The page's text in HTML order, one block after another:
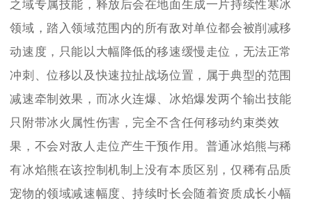
之域专属技能，释放后会在地面生成一片持续性寒冰
领域，踏入领域范围内的所有敌对单位都会被削减移
动速度，只能以大幅降低的移速缓慢走位，无法正常
冲刺、位移以及快速拉扯战场位置，属于典型的范围
减速牵制效果，而冰火连爆、冰焰爆发两个输出技能
只附带冰火属性伤害，完全不含任何移动约束类效
果，不会对敌人走位产生干预作用。普通冰焰熊与稀
有冰焰熊在该控制机制上没有本质区别，仅稀有品质
宠物的领域减速幅度、持续时长会随着资质成长小幅